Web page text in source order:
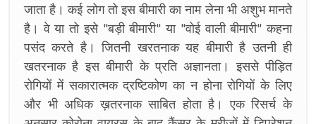
जाता है। कई लोग तो इस बीमारी का नाम लेना भी अशुभ मानते
है। वे या तो इसे "बड़ी बीमारी" या "वोई वाली बीमारी" कहना
पसंद करते है। जितनी खरतनाक यह बीमारी है उतनी ही
खतरनाक है इस बीमारी के प्रति अज्ञानता। इससे पीड़ित
रोगियों में सकारात्मक द्रष्टिकोण का न होना रोगियों के लिए
और भी अधिक ख़तरनाक साबित होता है। एक रिसर्च के